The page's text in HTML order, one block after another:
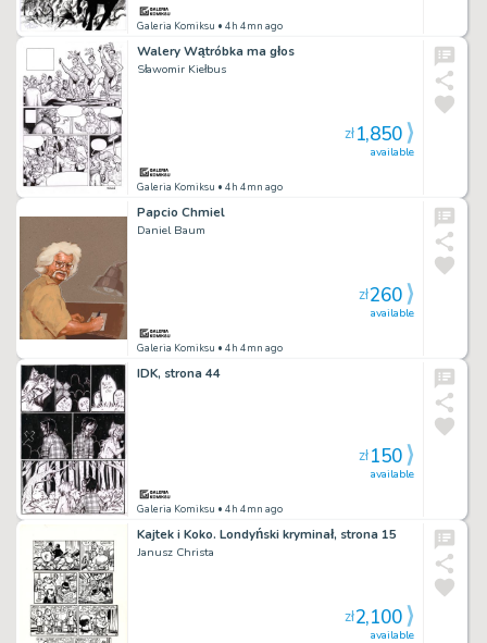
Galeria Komiksu • 4h 4mn ago
Walery Wątróbka ma głos
Sławomir Kiełbus
Galeria Komiksu • 4h 4mn ago
available
zł1,850
Papcio Chmiel
Daniel Baum
Galeria Komiksu • 4h 4mn ago
available
zł260
IDK, strona 44
Galeria Komiksu • 4h 4mn ago
available
zł150
Kajtek i Koko. Londyński kryminał, strona 15
Janusz Christa
available
zł2,100